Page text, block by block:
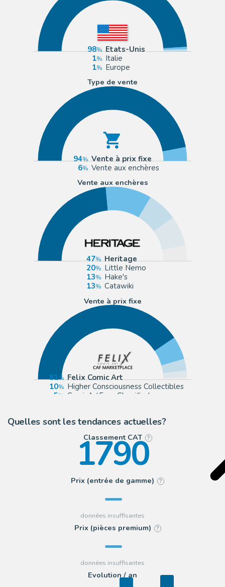
98
Etats-Unis
1
Italie
1
Europe
Type de vente
94
Vente à prix fixe
6
Vente aux enchères
Vente aux enchères
47
Heritage
20
Little Nemo
13
Hake's
13
Catawiki
Vente à prix fixe
81
Felix Comic Art
10
Higher Consciousness Collectibles
5
ComicArtFans Classifieds
Quelles sont les tendances actuelles?
Classement CAT ?
1790
Prix (entrée de gamme) ?
Prix (pièces premium) ?
Evolution / an